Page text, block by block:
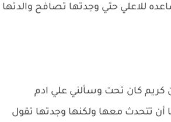
للاعلي حتي وجدتها تصافح والدتها
كريم كان تحت وسألني علي ادم
أن تتحدث معها ولكنها وجدتها تقول